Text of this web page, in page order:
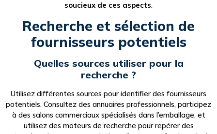
soucieux de ces aspects.
Recherche et sélection de
fournisseurs potentiels
Quelles sources utiliser pour la
recherche ?
Utilisez différentes sources pour identifier des fournisseurs
potentiels. Consultez des annuaires professionnels, participez
à des salons commerciaux spécialisés dans l’emballage, et
utilisez des moteurs de recherche pour repérer des